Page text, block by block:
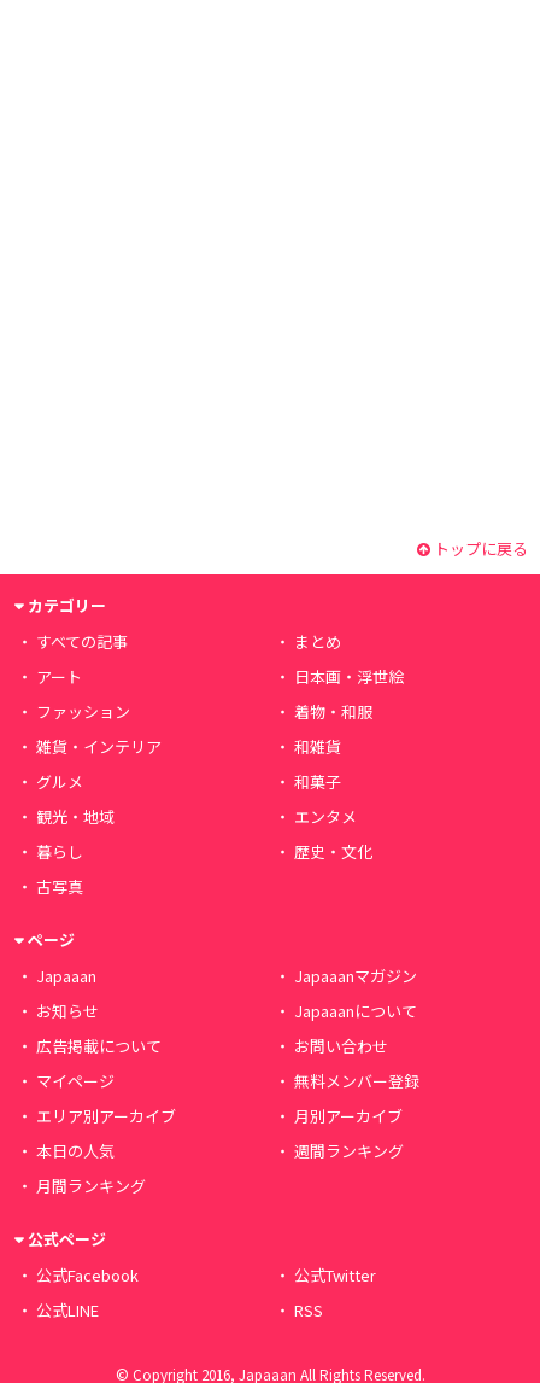
トップに戻る
カテゴリー
すべての記事
まとめ
アート
日本画・浮世絵
ファッション
着物・和服
雑貨・インテリア
和雑貨
グルメ
和菓子
観光・地域
エンタメ
暮らし
歴史・文化
古写真
ページ
Japaaan
Japaaanマガジン
お知らせ
Japaaanについて
広告掲載について
お問い合わせ
マイページ
無料メンバー登録
エリア別アーカイブ
月別アーカイブ
本日の人気
週間ランキング
月間ランキング
公式ページ
公式Facebook
公式Twitter
公式LINE
RSS
© Copyright 2016, Japaaan All Rights Reserved.